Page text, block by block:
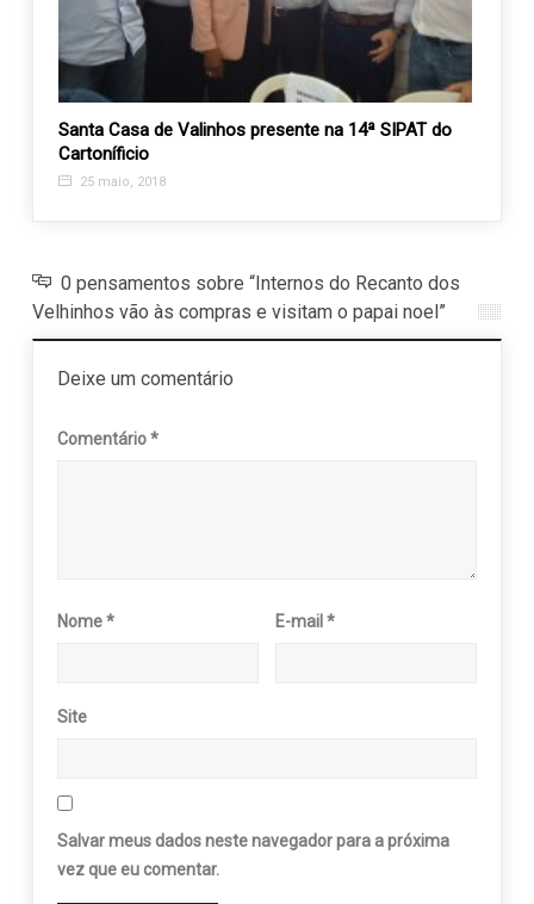
Santa Casa de Valinhos presente na 14ª SIPAT do
Cartoníficio
25 maio, 2018
0 pensamentos sobre “Internos do Recanto dos
Velhinhos vão às compras e visitam o papai noel”
Deixe um comentário
Comentário*
Nome* E-mail*
Site
Salvar meus dados neste navegador para a próxima
vez que eu comentar.